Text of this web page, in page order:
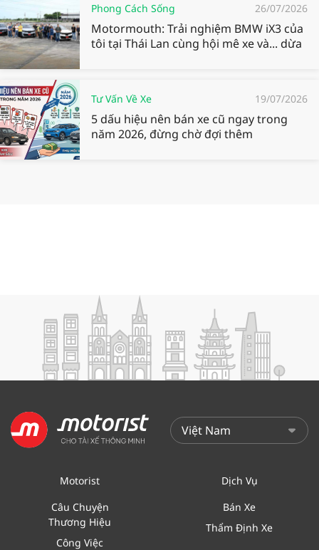
Phong Cách Sống 26/07/2026
Motormouth: Trải nghiệm BMW iX3 của
tôi tại Thái Lan cùng hội mê xe và... dừa
Tư Vấn Về Xe 19/07/2026
5 dấu hiệu nên bán xe cũ ngay trong
năm 2026, đừng chờ đợi thêm
Motorist
Câu Chuyện
Thương Hiệu
Công Việc
Dịch Vụ
Bán Xe
Thẩm Định Xe